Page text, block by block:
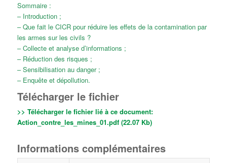
Sommaire :
– Introduction ;
– Que fait le CICR pour réduire les effets de la contamination par
les armes sur les civils ?
– Collecte et analyse d’informations ;
– Réduction des risques ;
– Sensibilisation au danger ;
– Enquête et dépollution.
Télécharger le fichier
>> Télécharger le fichier lié à ce document:
Action_contre_les_mines_01.pdf (22.07 Kb)
Informations complémentaires